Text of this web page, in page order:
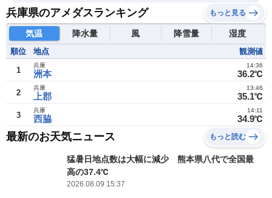
兵庫県のアメダスランキング もっと見る
気温 降水量 風 降雪量 湿度
順位 地点 観測値
1 洲本
兵庫
36.2℃
14:36
2 上郡
兵庫
35.1℃
13:46
3 西脇
兵庫
34.9℃
14:11
最新のお天気ニュース もっと読む
猛暑日地点数は大幅に減少 熊本県八代で全国最
高の37.4℃
2026.08.09 15:37